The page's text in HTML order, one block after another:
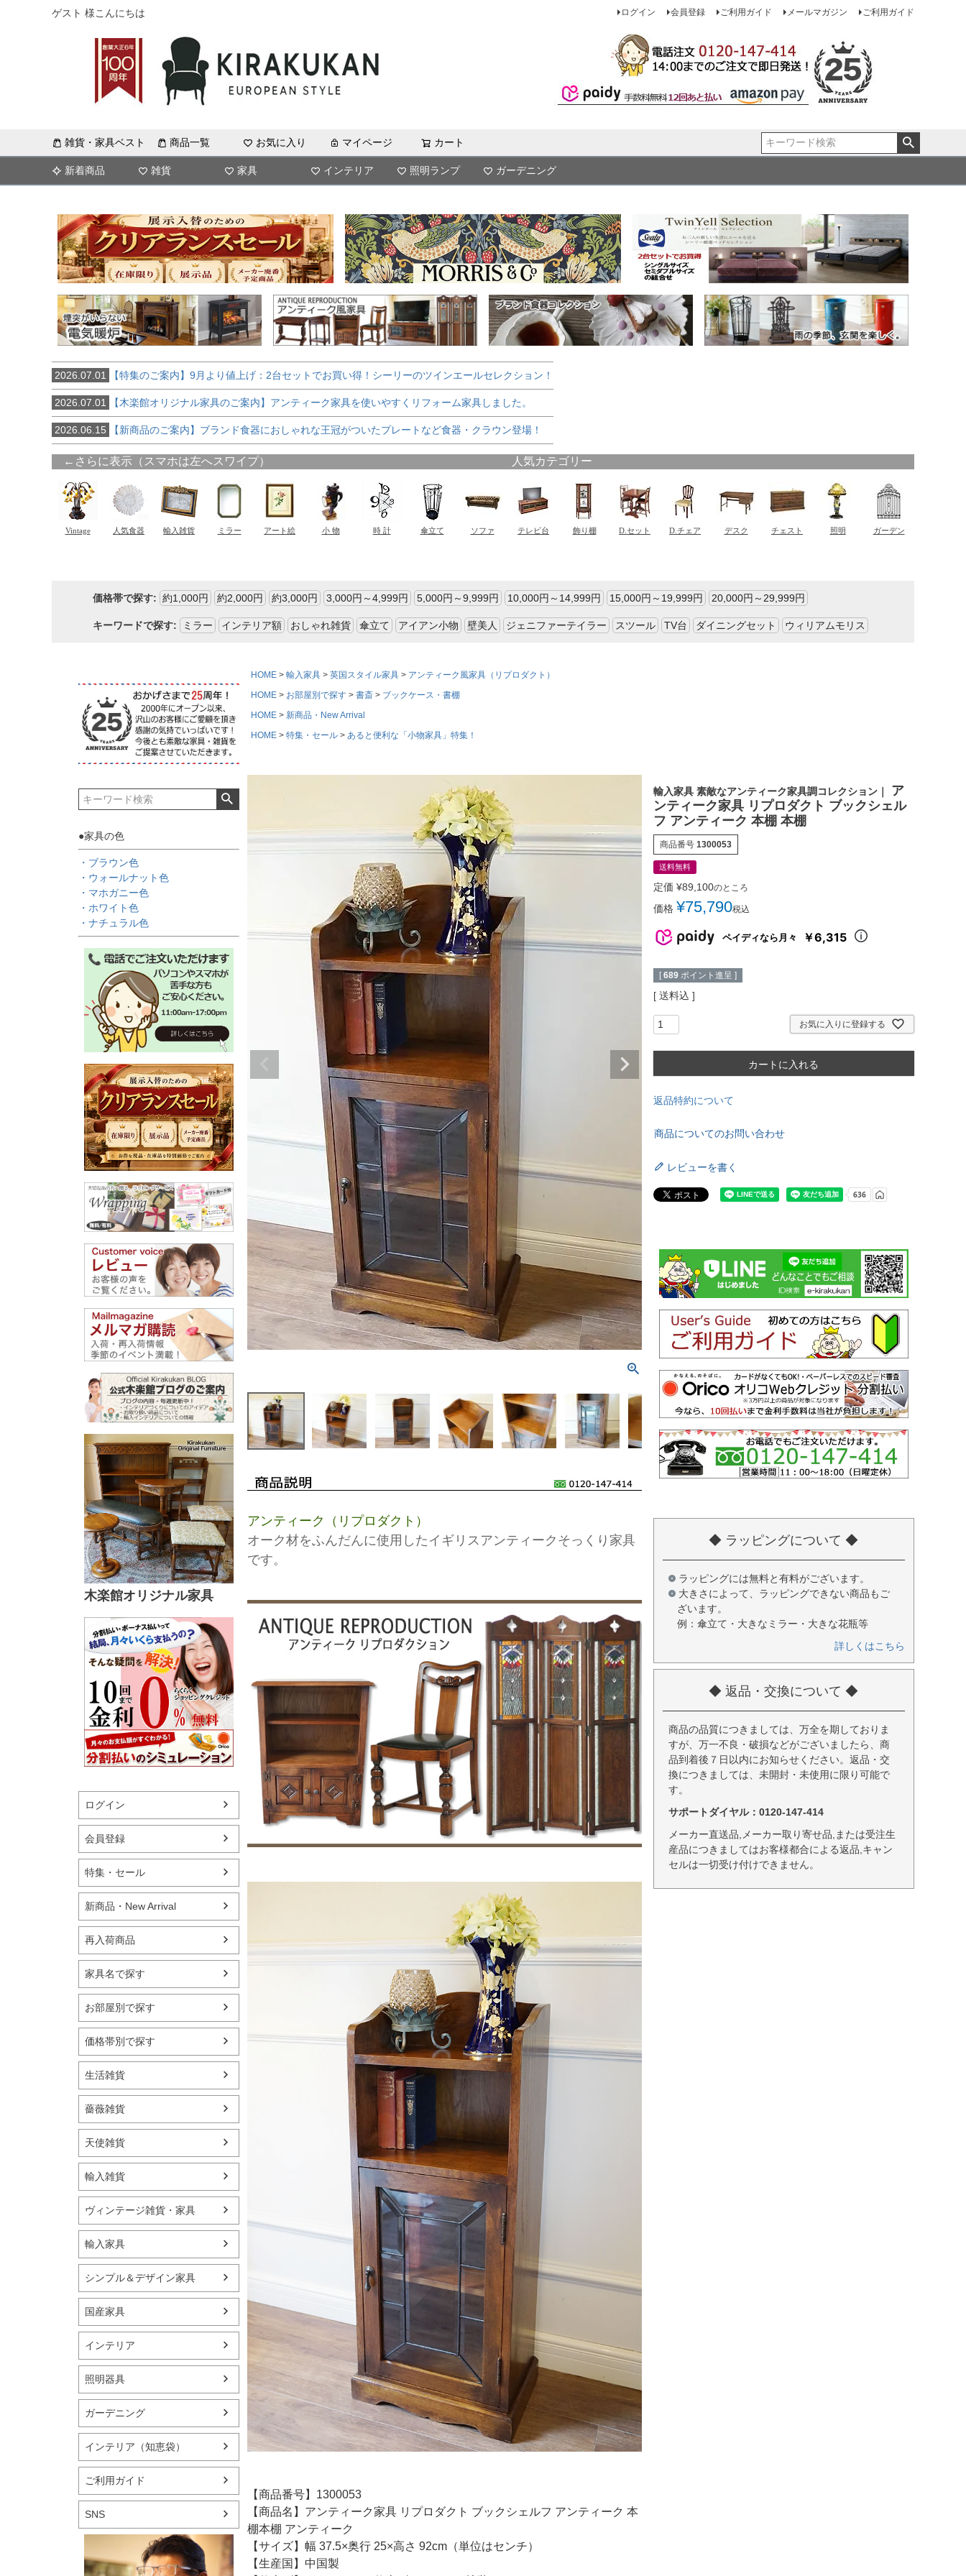
ゲスト 様こんにちは ログイン 会員登録 ご利用ガイド メールマガジン ご利用ガイド
雑貨・家具ベスト 商品一覧 お気に入り マイページ カート
新着商品 雑貨 家具 インテリア 照明ランプ ガーデニング
2026.07.01 【特集のご案内】9月より値上げ：2台セットでお買い得！シーリーのツインエールセレクション！
2026.07.01 【木楽館オリジナル家具のご案内】アンティーク家具を使いやすくリフォーム家具しました。
2026.06.15 【新商品のご案内】ブランド食器におしゃれな王冠がついたプレートなど食器・クラウン登場！
価格帯で探す: 約1,000円 約2,000円 約3,000円 3,000円～4,999円 5,000円～9,999円 10,000円～14,999円 15,000円～19,999円 20,000円～29,999円
キーワードで探す: ミラー インテリア額 おしゃれ雑貨 傘立て アイアン小物 壁美人 ジェニファーテイラー スツール TV台 ダイニングセット ウィリアムモリス
●家具の色
・ブラウン色
・ウォールナット色
・マホガニー色
・ホワイト色
・ナチュラル色
木楽館オリジナル家具
ログイン
会員登録
特集・セール
新商品・New Arrival
再入荷商品
家具名で探す
お部屋別で探す
価格帯別で探す
生活雑貨
薔薇雑貨
天使雑貨
輸入雑貨
ヴィンテージ雑貨・家具
輸入家具
シンプル＆デザイン家具
国産家具
インテリア
照明器具
ガーデニング
インテリア（知恵袋）
ご利用ガイド
SNS
HOME 輸入家具 英国スタイル家具
アンティーク風家具（リプロダクト）
HOME
お部屋別で探す 書斎
ブックケース・書棚
HOME
新商品・New Arrival
HOME
特集・セール あると便利な「小物家具」特集！
アンティーク（リプロダクト）
オーク材をふんだんに使用したイギリスアンティークそっくり家具
です。
【商品番号】1300053
【商品名】アンティーク家具 リプロダクト ブックシェルフ アンティーク 本
棚本棚 アンティーク
【サイズ】幅 37.5×奥行 25×高さ 92cm（単位はセンチ）
【生産国】中国製
輸入家具 素敵なアンティーク家具調コレクション｜
ア
ンティーク家具 リプロダクト ブックシェル
フ アンティーク 本棚 本棚
商品番号 1300053
送料無料
定価 ¥89,100のところ
価格 ¥75,790税込
ペイディなら月々 ￥6,315
[ 689 ポイント進呈 ]
送料込
お気に入りに登録する
カートに入れる
返品特約について
商品についてのお問い合わせ
レビューを書く
◆ ラッピングについて ◆
ラッピングには無料と有料がございます。
大きさによって、ラッピングできない商品もご
ざいます。
例：傘立て・大きなミラー・大きな花瓶等
詳しくはこちら
◆ 返品・交換について ◆
商品の品質につきましては、万全を期しておりま
すが、万一不良・破損などがございましたら、商
品到着後７日以内にお知らせください。返品・交
換につきましては、未開封・未使用に限り可能で
す。
サポートダイヤル：0120-147-414
メーカー直送品,メーカー取り寄せ品,または受注生
産品につきましてはお客様都合による返品,キャン
セルは一切受け付けできません。